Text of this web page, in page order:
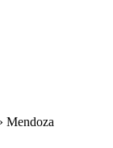
Mendoza